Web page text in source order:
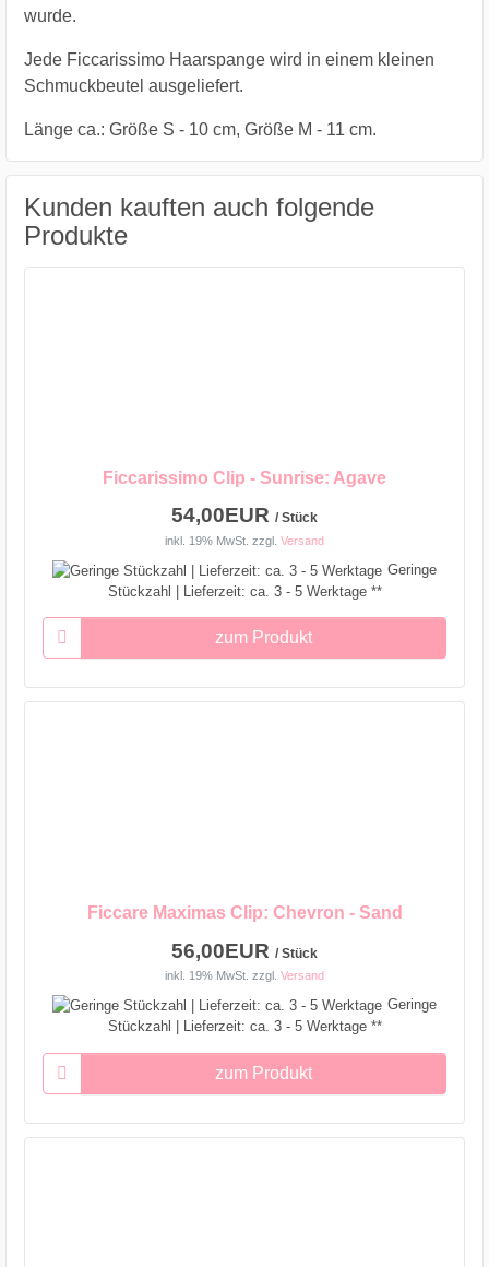
wurde.
Jede Ficcarissimo Haarspange wird in einem kleinen
Schmuckbeutel ausgeliefert.
Länge ca.: Größe S - 10 cm, Größe M - 11 cm.
Kunden kauften auch folgende
Produkte
Ficcarissimo Clip - Sunrise: Agave
54,00EUR / Stück
inkl. 19% MwSt. zzgl. Versand
Geringe
Stückzahl | Lieferzeit: ca. 3 - 5 Werktage **
zum Produkt
Ficcare Maximas Clip: Chevron - Sand
56,00EUR / Stück
inkl. 19% MwSt. zzgl. Versand
Geringe
Stückzahl | Lieferzeit: ca. 3 - 5 Werktage **
zum Produkt